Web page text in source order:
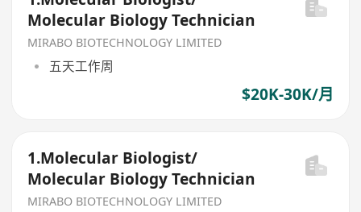
Molecular Biology Technician
MIRABO BIOTECHNOLOGY LIMITED
五天工作周
$20K-30K/月
1.Molecular Biologist/
Molecular Biology Technician
MIRABO BIOTECHNOLOGY LIMITED